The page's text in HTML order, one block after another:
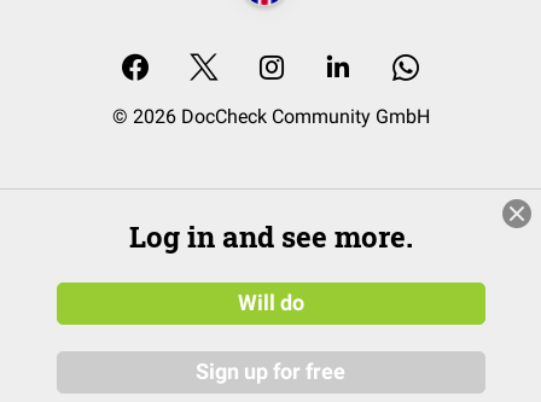
© 2026 DocCheck Community GmbH
Log in and see more.
Will do
Sign up for free